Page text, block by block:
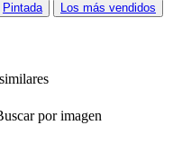
Pintada Los más vendidos
por imagen